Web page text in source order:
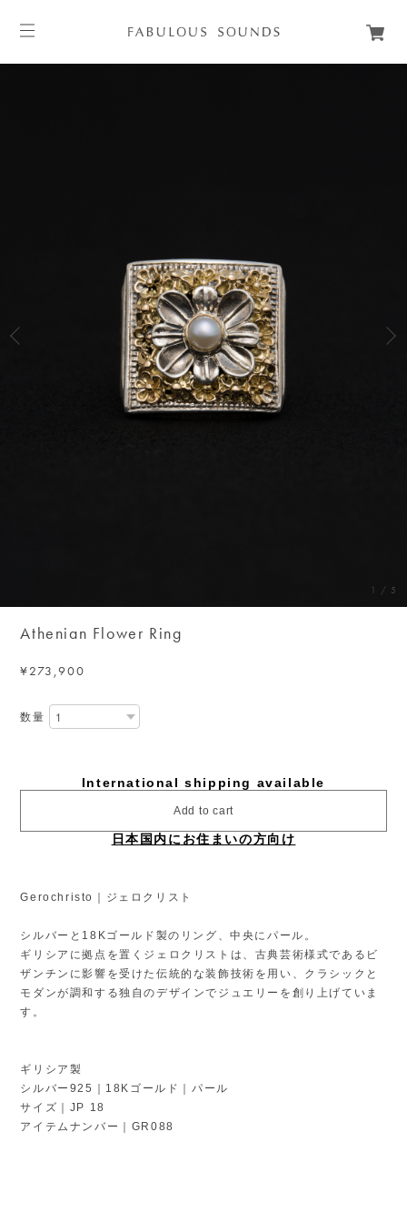
1 / 5
Athenian Flower Ring
¥273,900
数量
International shipping available
Add to cart
日本国内にお住まいの方向け
Gerochristo｜ジェロクリスト
シルバーと18Kゴールド製のリング、中央にパール。
ギリシアに拠点を置くジェロクリストは、古典芸術様式であるビ
ザンチンに影響を受けた伝統的な装飾技術を用い、クラシックと
モダンが調和する独自のデザインでジュエリーを創り上げていま
す。
ギリシア製
シルバー925｜18Kゴールド｜パール
サイズ｜JP 18
アイテムナンバー｜GR088